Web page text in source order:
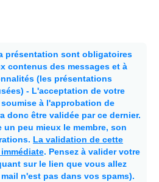
présentation sont obligatoires
contenus des messages et à
(les présentations
- L'acceptation de votre
à l'approbation de
donc être validée par ce dernier.
un peu mieux le membre, son
La validation de cette
. Pensez à valider votre
sur le lien que vous allez
n'est pas dans vos spams).